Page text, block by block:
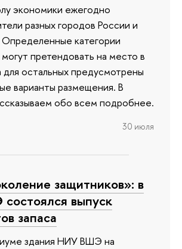
экономики ежегодно
разных городов России и
Определенные категории
претендовать на место в
остальных предусмотрены
варианты размещения. В
обо всем подробнее.
30 июля
защитников»: в
выпуск
запаса
здания НИУ ВШЭ на